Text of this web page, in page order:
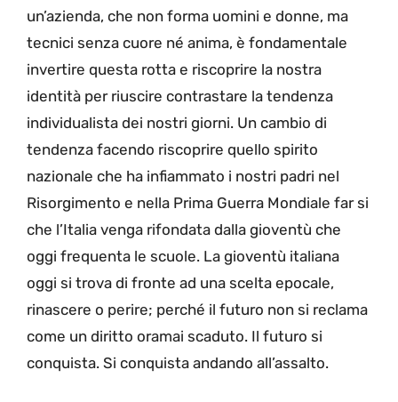
un’azienda, che non forma uomini e donne, ma
tecnici senza cuore né anima, è fondamentale
invertire questa rotta e riscoprire la nostra
identità per riuscire contrastare la tendenza
individualista dei nostri giorni. Un cambio di
tendenza facendo riscoprire quello spirito
nazionale che ha infiammato i nostri padri nel
Risorgimento e nella Prima Guerra Mondiale far si
che l’Italia venga rifondata dalla gioventù che
oggi frequenta le scuole. La gioventù italiana
oggi si trova di fronte ad una scelta epocale,
rinascere o perire; perché il futuro non si reclama
come un diritto oramai scaduto. Il futuro si
conquista. Si conquista andando all’assalto.